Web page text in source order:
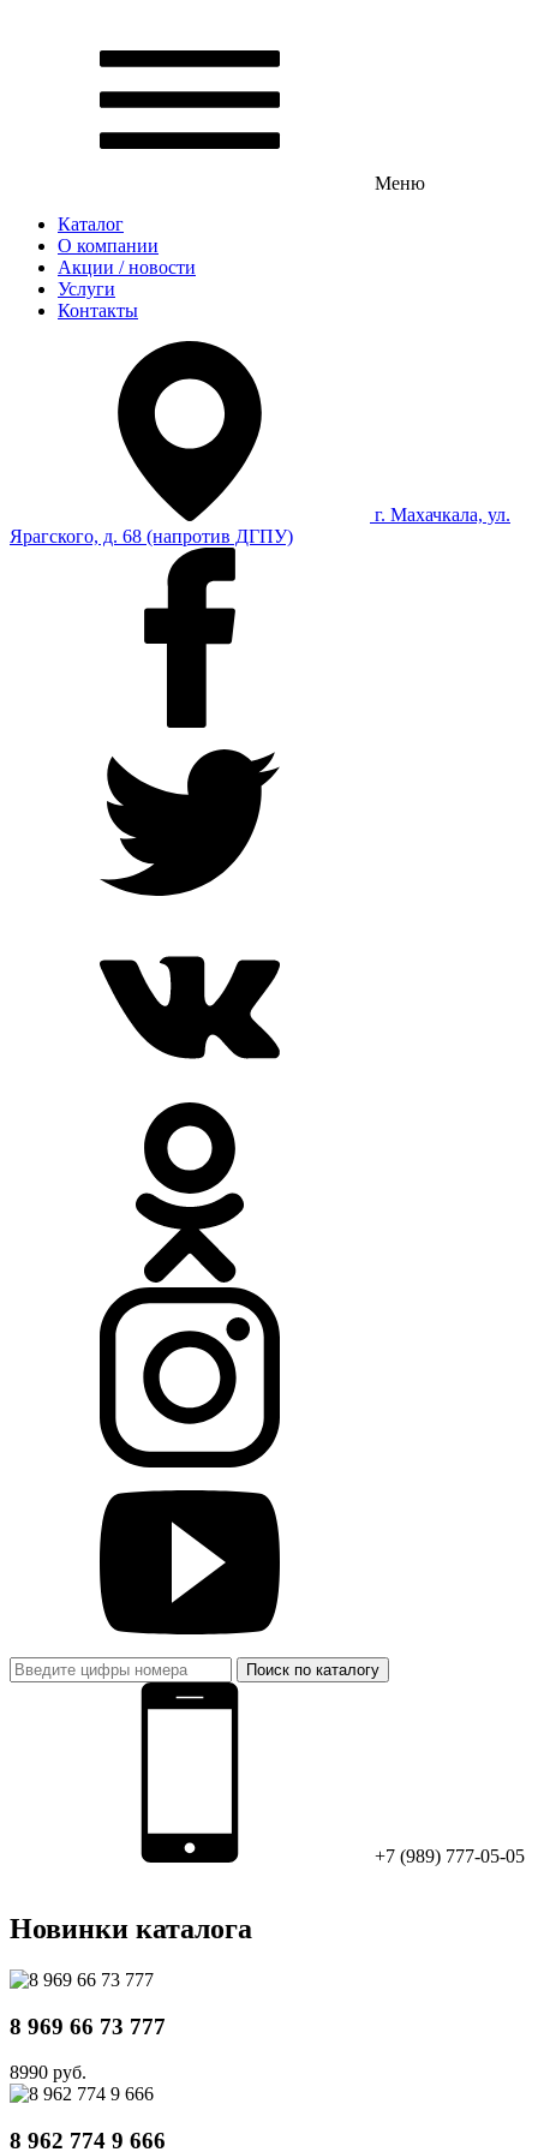
Меню
Каталог
О компании
Акции / новости
Услуги
Контакты
г. Махачкала, ул.
Ярагского, д. 68 (напротив ДГПУ)
Поиск по каталогу
+7 (989) 777-05-05
Новинки каталога
8 969 66 73 777
8990 руб.
8 962 774 9 666